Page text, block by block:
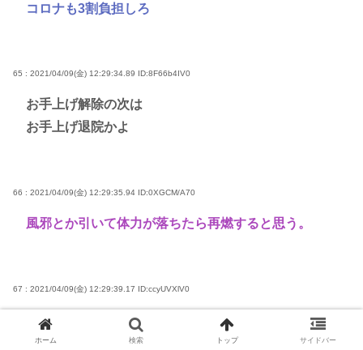
コロナも3割負担しろ
65 : 2021/04/09(金) 12:29:34.89 ID:8F66b4IV0
お手上げ解除の次は
お手上げ退院かよ
66 : 2021/04/09(金) 12:29:35.94 ID:0XGCM/A70
風邪とか引いて体力が落ちたら再燃すると思う。
67 : 2021/04/09(金) 12:29:39.17 ID:ccyUVXlV0
てかこれがトリアージなんだよな
病床確保のためにある程度元気になったらおいだされ
ホーム 検索 トップ サイドバー